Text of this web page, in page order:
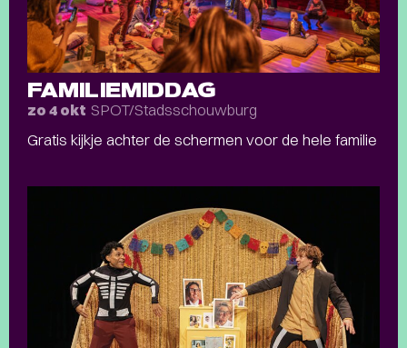
FAMILIEMIDDAG
zo 4 okt SPOT/Stadsschouwburg
Gratis kijkje achter de schermen voor de hele familie